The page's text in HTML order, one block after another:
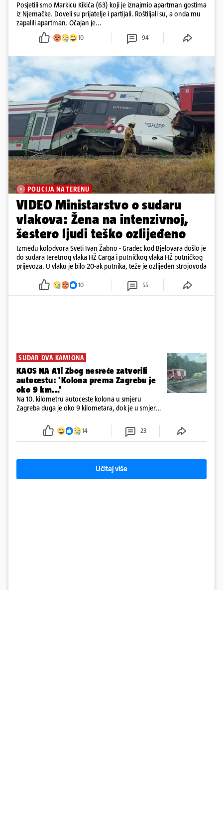
Posjetili smo Markicu Kikića (63) koji je iznajmio apartman gostima
iz Njemačke. Doveli su prijatelje i partijali. Roštiljali su, a onda mu
zapalili apartman. Očajan je...
10 94
POLICIJA NA TERENU
VIDEO Ministarstvo o sudaru
vlakova: Žena na intenzivnoj,
šestero ljudi teško ozlijeđeno
Između kolodvora Sveti Ivan Žabno - Gradec kod Bjelovara došlo je
do sudara teretnog vlaka HŽ Carga i putničkog vlaka HŽ putničkog
prijevoza. U vlaku je bilo 20-ak putnika, teže je ozlijeđen strojovođa
10 55
SUDAR DVA KAMIONA
KAOS NA A1! Zbog nesreće zatvorili
autocestu: 'Kolona prema Zagrebu je
oko 9 km...'
Na 10. kilometru autoceste kolona u smjeru
Zagreba duga je oko 9 kilometara, dok je u smjeru
14 23
Učitaj više